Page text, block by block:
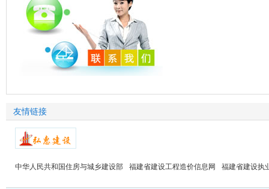
友情链接
中华人民共和国住房与城乡建设部 福建省建设工程造价信息网 福建省建设执